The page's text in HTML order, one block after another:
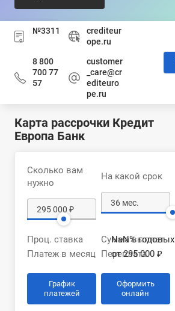
№3311
crediteur
ope.ru
8 800
700 77
57
customer
_care@cr
editeuro
pe.ru
Карта рассрочки Кредит
Европа Банк
Сколько вам
нужно
На какой срок
Проц. ставка
NaN% годовых
Платеж в месяц
от 295 000 ₽
Сумма выплат
Переплата
График
платежей
Оформить
онлайн